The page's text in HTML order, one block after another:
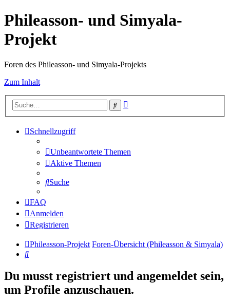
Phileasson- und Simyala-
Projekt
Foren des Phileasson- und Simyala-Projekts
Zum Inhalt
Suche
Schnellzugriff
Unbeantwortete Themen
Aktive Themen
Suche
FAQ
Anmelden
Registrieren
Phileasson-Projekt Foren-Übersicht (Phileasson & Simyala)
Suche
Du musst registriert und angemeldet sein,
um Profile anzuschauen.